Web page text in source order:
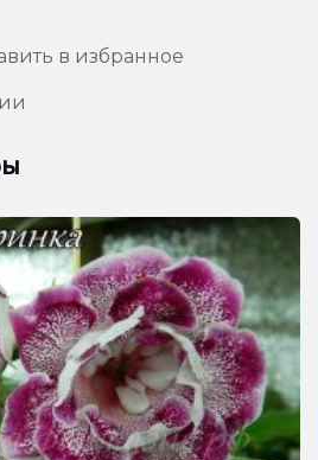
в избранное